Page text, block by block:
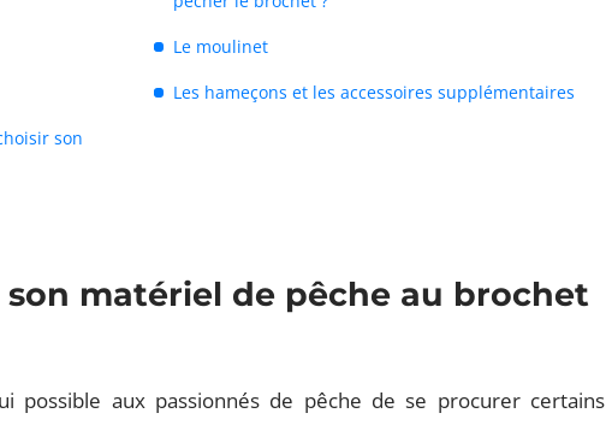
Le moulinet
Les hameçons et les accessoires supplémentaires
son
matériel de pêche au brochet
possible aux passionnés de pêche de se procurer certains